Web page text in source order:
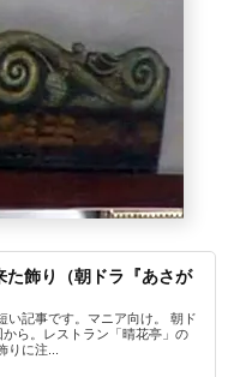
た飾り（朝ドラ『あさが
い記事です。マニア向け。 朝ド
ら。レストラン「晴花亭」の
りに注...